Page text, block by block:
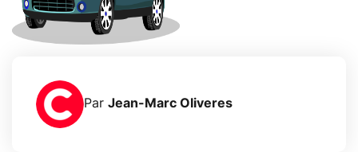
Par Jean-Marc Oliveres